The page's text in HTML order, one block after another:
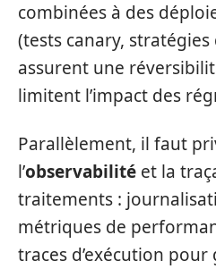
combinées à des
(tests canary, stratégies
assurent une
limitent l’impact des
Parallèlement, il faut
l’observabilité et la
traitements :
métriques de
traces d’exécution